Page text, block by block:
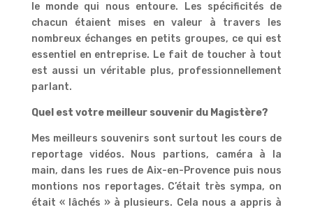
le monde qui nous entoure. Les spécificités de
chacun étaient mises en valeur à travers les
nombreux échanges en petits groupes, ce qui est
essentiel en entreprise. Le fait de toucher à tout
est aussi un véritable plus, professionnellement
parlant.
Quel est votre meilleur souvenir du Magistère?
Mes meilleurs souvenirs sont surtout les cours de
reportage vidéos. Nous partions, caméra à la
main, dans les rues de Aix-en-Provence puis nous
montions nos reportages. C’était très sympa, on
était « lâchés » à plusieurs. Cela nous a appris à